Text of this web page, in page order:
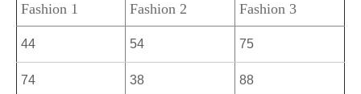
Fashion 1 Fashion 2 Fashion 3
44 54 75
74 38 88